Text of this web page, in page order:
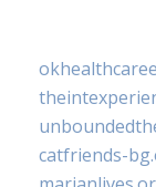
catfriends-